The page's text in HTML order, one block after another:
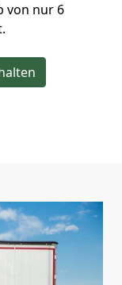
von nur 6